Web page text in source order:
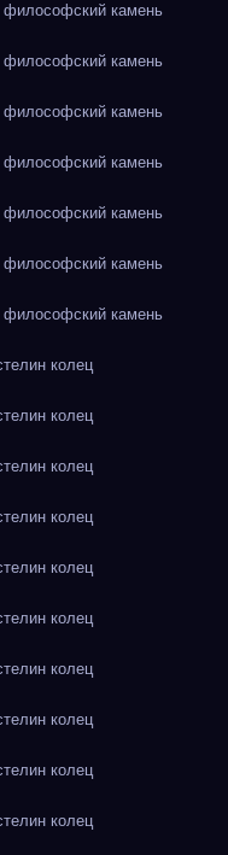
камень
камень
камень
камень
камень
камень
камень
колец
колец
колец
колец
колец
колец
колец
колец
колец
колец